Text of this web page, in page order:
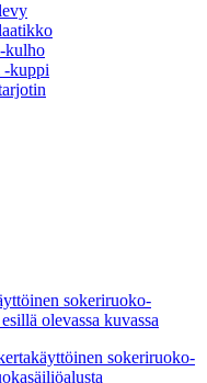
kulho
-kuppi